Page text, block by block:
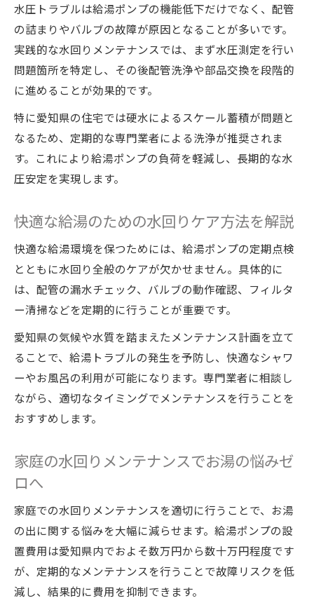
水圧トラブルは給湯ポンプの機能低下だけでなく、配管
の詰まりやバルブの故障が原因となることが多いです。
実践的な水回りメンテナンスでは、まず水圧測定を行い
問題箇所を特定し、その後配管洗浄や部品交換を段階的
に進めることが効果的です。
特に愛知県の住宅では硬水によるスケール蓄積が問題と
なるため、定期的な専門業者による洗浄が推奨されま
す。これにより給湯ポンプの負荷を軽減し、長期的な水
圧安定を実現します。
快適な給湯のための水回りケア方法を解説
快適な給湯環境を保つためには、給湯ポンプの定期点検
とともに水回り全般のケアが欠かせません。具体的に
は、配管の漏水チェック、バルブの動作確認、フィルタ
ー清掃などを定期的に行うことが重要です。
愛知県の気候や水質を踏まえたメンテナンス計画を立て
ることで、給湯トラブルの発生を予防し、快適なシャワ
ーやお風呂の利用が可能になります。専門業者に相談し
ながら、適切なタイミングでメンテナンスを行うことを
おすすめします。
家庭の水回りメンテナンスでお湯の悩みゼ
ロへ
家庭での水回りメンテナンスを適切に行うことで、お湯
の出に関する悩みを大幅に減らせます。給湯ポンプの設
置費用は愛知県内でおよそ数万円から数十万円程度です
が、定期的なメンテナンスを行うことで故障リスクを低
減し、結果的に費用を抑制できます。